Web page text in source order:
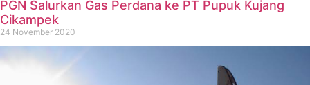
PGN Salurkan Gas Perdana ke PT Pupuk Kujang
Cikampek
24 November 2020